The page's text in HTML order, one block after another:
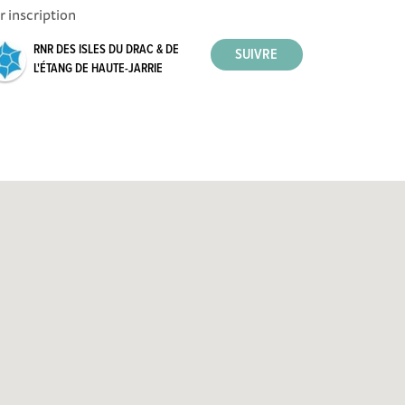
inscription
RNR DES ISLES DU DRAC & DE
L'ÉTANG DE HAUTE-JARRIE